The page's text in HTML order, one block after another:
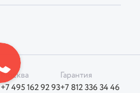
Москва
+7 495 162 92 93
Гарантия
+7 812 336 34 46